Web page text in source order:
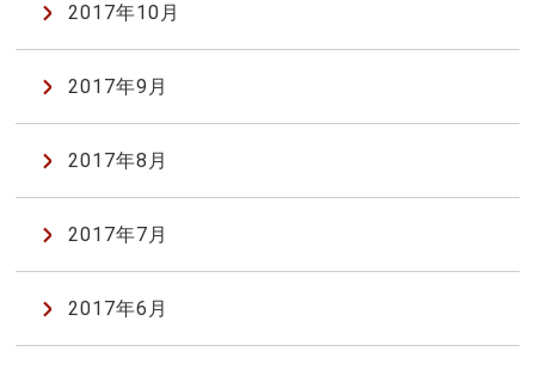
2017年10月
2017年9月
2017年8月
2017年7月
2017年6月